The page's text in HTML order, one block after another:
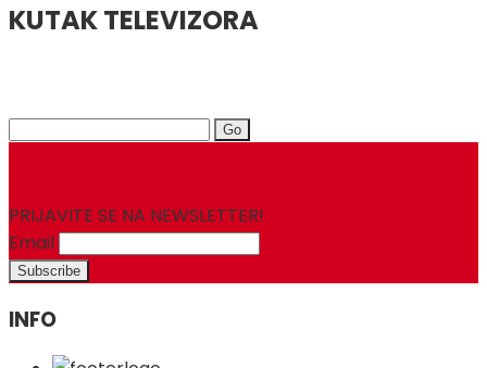
KUTAK TELEVIZORA
Search
PRIJAVITE SE NA NEWSLETTER!
Email
INFO